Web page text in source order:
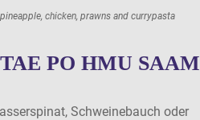
chicken, prawns and currypasta
PO HMU SAAM
Schweinebauch oder